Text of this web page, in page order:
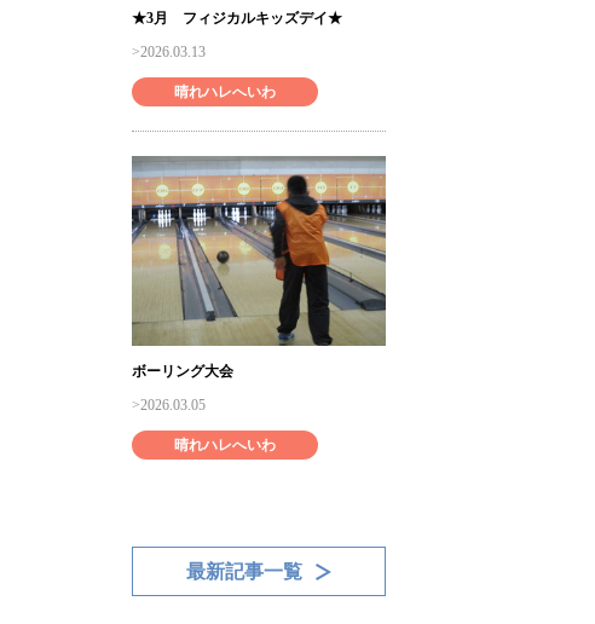
★3月 フィジカルキッズデイ★
2026.03.13
晴れハレへいわ
ボーリング大会
2026.03.05
晴れハレへいわ
最新記事一覧